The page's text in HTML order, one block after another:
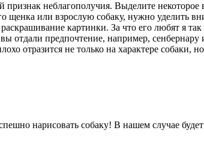
неблагополучия. Выделите
щенка или взрослую собаку, нужно уделить
картинки. За что его любят я
отдали предпочтение, например,
отразится не только на характере собаки,
нарисовать собаку! В нашем случае